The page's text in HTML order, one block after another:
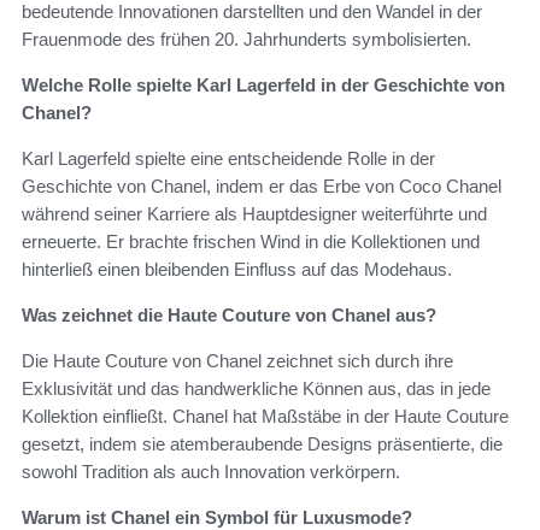
bedeutende Innovationen darstellten und den Wandel in der
Frauenmode des frühen 20. Jahrhunderts symbolisierten.
Welche Rolle spielte Karl Lagerfeld in der Geschichte von
Chanel?
Karl Lagerfeld spielte eine entscheidende Rolle in der
Geschichte von Chanel, indem er das Erbe von Coco Chanel
während seiner Karriere als Hauptdesigner weiterführte und
erneuerte. Er brachte frischen Wind in die Kollektionen und
hinterließ einen bleibenden Einfluss auf das Modehaus.
Was zeichnet die Haute Couture von Chanel aus?
Die Haute Couture von Chanel zeichnet sich durch ihre
Exklusivität und das handwerkliche Können aus, das in jede
Kollektion einfließt. Chanel hat Maßstäbe in der Haute Couture
gesetzt, indem sie atemberaubende Designs präsentierte, die
sowohl Tradition als auch Innovation verkörpern.
Warum ist Chanel ein Symbol für Luxusmode?